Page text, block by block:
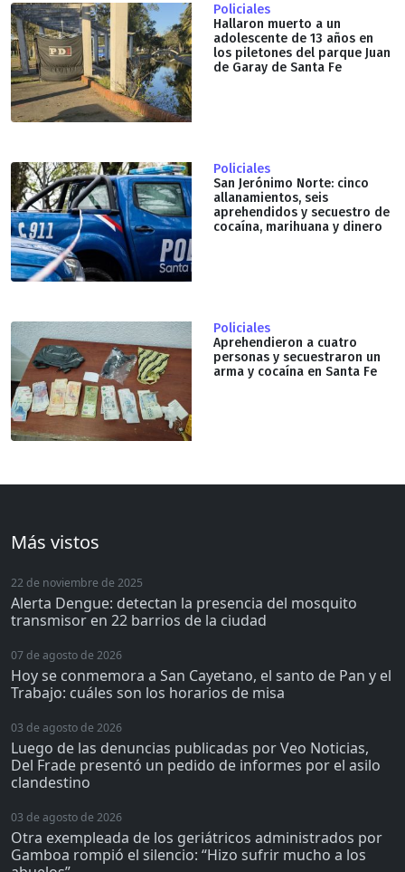
Policiales
Hallaron muerto a un
adolescente de 13 años en
los piletones del parque Juan
de Garay de Santa Fe
Policiales
San Jerónimo Norte: cinco
allanamientos, seis
aprehendidos y secuestro de
cocaína, marihuana y dinero
Policiales
Aprehendieron a cuatro
personas y secuestraron un
arma y cocaína en Santa Fe
Más vistos
22 de noviembre de 2025
Alerta Dengue: detectan la presencia del mosquito
transmisor en 22 barrios de la ciudad
07 de agosto de 2026
Hoy se conmemora a San Cayetano, el santo de Pan y el
Trabajo: cuáles son los horarios de misa
03 de agosto de 2026
Luego de las denuncias publicadas por Veo Noticias,
Del Frade presentó un pedido de informes por el asilo
clandestino
03 de agosto de 2026
Otra exempleada de los geriátricos administrados por
Gamboa rompió el silencio: “Hizo sufrir mucho a los